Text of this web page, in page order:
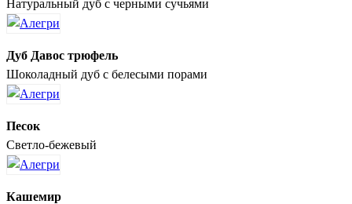
Натуральный дуб с черными сучьями
Дуб Давос трюфель
Шоколадный дуб с белесыми порами
Песок
Светло-бежевый
Кашемир